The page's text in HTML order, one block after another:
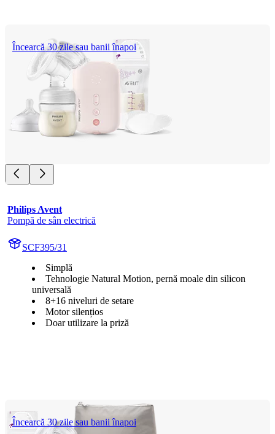
Încearcă 30 zile sau banii înapoi
Philips Avent
Pompă de sân electrică
SCF395/31
Simplă
Tehnologie Natural Motion, pernă moale din silicon
universală
8+16 niveluri de setare
Motor silențios
Doar utilizare la priză
Încearcă 30 zile sau banii înapoi